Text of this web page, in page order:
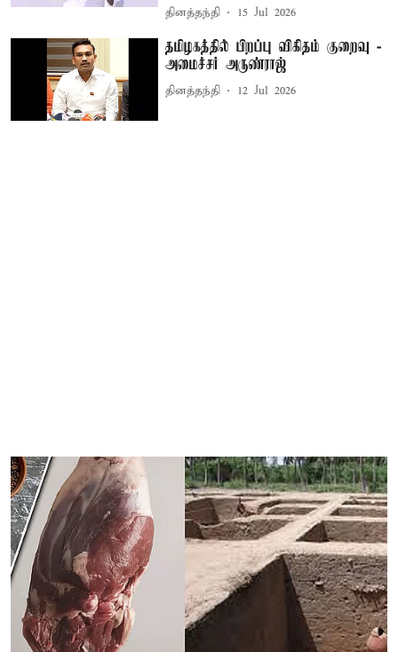
தினத்தந்தி 15 Jul 2026
தமிழகத்தில் பிறப்பு விகிதம் குறைவு -
அமைச்சர் அருண்ராஜ்
தினத்தந்தி 12 Jul 2026